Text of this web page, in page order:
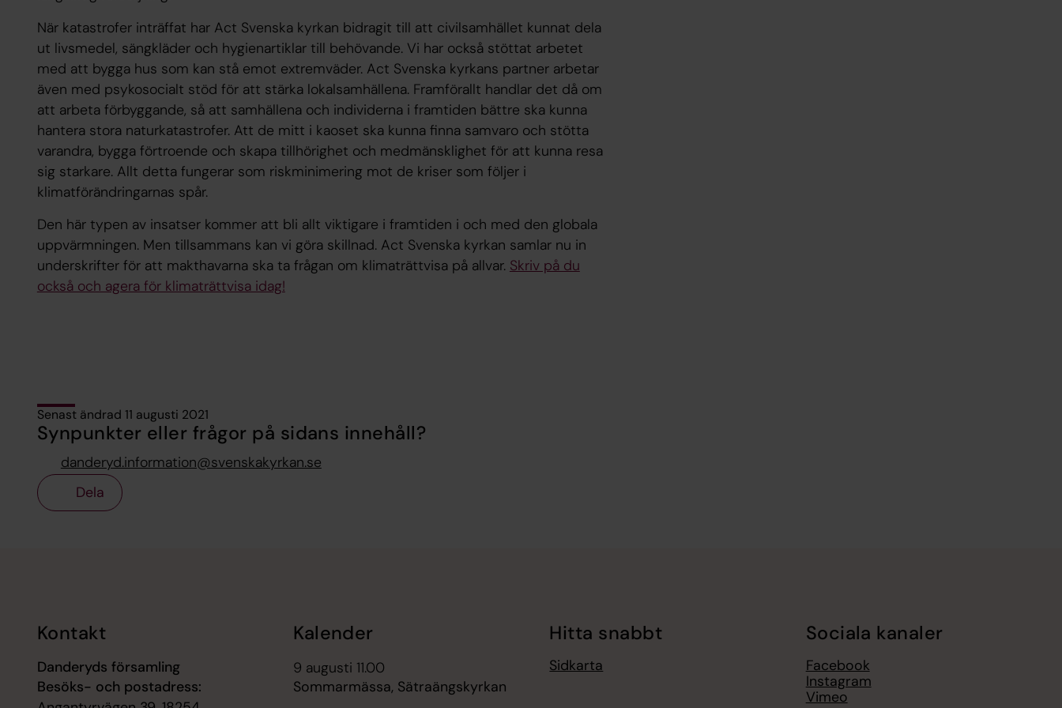
När katastrofer inträffat har Act Svenska kyrkan bidragit till att civilsamhället kunnat dela
ut livsmedel, sängkläder och hygienartiklar till behövande. Vi har också stöttat arbetet
med att bygga hus som kan stå emot extremväder. Act Svenska kyrkans partner arbetar
även med psykosocialt stöd för att stärka lokalsamhällena. Framförallt handlar det då om
att arbeta förbyggande, så att samhällena och individerna i framtiden bättre ska kunna
hantera stora naturkatastrofer. Att de mitt i kaoset ska kunna finna samvaro och stötta
varandra, bygga förtroende och skapa tillhörighet och medmänsklighet för att kunna resa
sig starkare. Allt detta fungerar som riskminimering mot de kriser som följer i
klimatförändringarnas spår.
Den här typen av insatser kommer att bli allt viktigare i framtiden i och med den globala
uppvärmningen. Men tillsammans kan vi göra skillnad. Act Svenska kyrkan samlar nu in
underskrifter för att makthavarna ska ta frågan om klimaträttvisa på allvar. Skriv på du
också och agera för klimaträttvisa idag!
Senast ändrad 11 augusti 2021
Synpunkter eller frågor på sidans innehåll?
danderyd.information@svenskakyrkan.se
Dela
Kontakt
Danderyds församling
Besöks- och postadress:
Kalender
9 augusti 11.00
Sommarmässa, Sätraängskyrkan
Hitta snabbt
Sidkarta
Sociala kanaler
Facebook
Instagram
Vimeo